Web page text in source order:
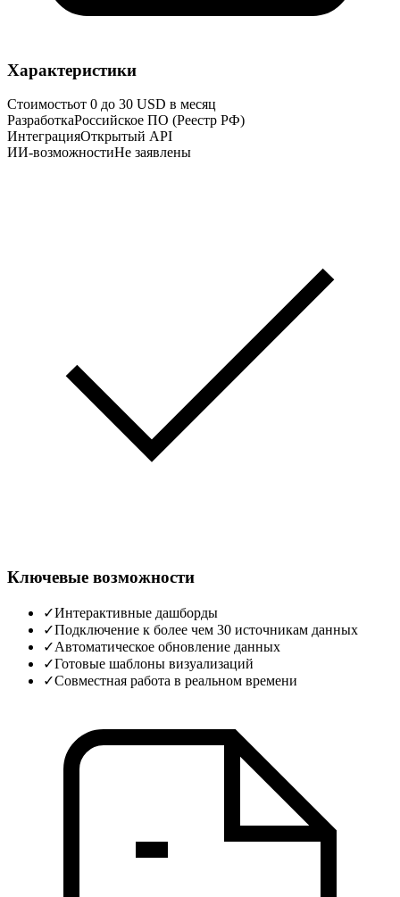
Характеристики
Стоимостьот 0 до 30 USD в месяц
РазработкаРоссийское ПО (Реестр РФ)
ИнтеграцияОткрытый API
ИИ-возможностиНе заявлены
Ключевые возможности
✓Интерактивные дашборды
✓Подключение к более чем 30 источникам данных
✓Автоматическое обновление данных
✓Готовые шаблоны визуализаций
✓Совместная работа в реальном времени